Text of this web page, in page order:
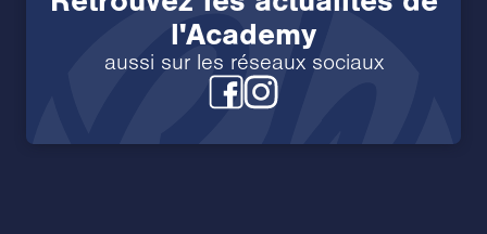
l'Academy
aussi sur les réseaux sociaux